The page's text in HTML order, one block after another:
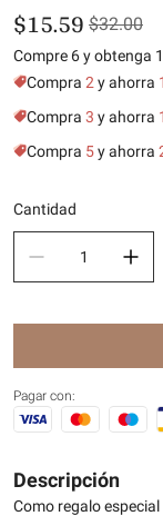
$15.59 $32.00
Compre 6 y obtenga
Compra 2 y ahorra
Compra 3 y ahorra
Compra 5y ahorra
Cantidad
Pagar con:
Descripción
Como regalo